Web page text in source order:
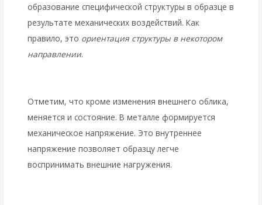
образование специфической структуры в образце в
результате механических воздействий. Как
правило, это ориентация структуры в некотором
направлении.
Отметим, что кроме изменения внешнего облика,
меняется и состояние. В металле формируется
механическое напряжение. Это внутреннее
напряжение позволяет образцу легче
воспринимать внешние нагружения.